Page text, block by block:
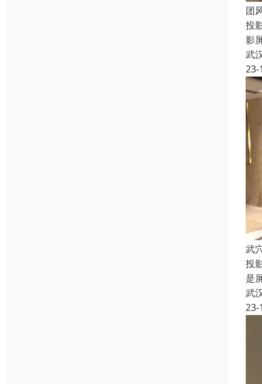
团
投
影
武
23-
武
投
是
武
23-